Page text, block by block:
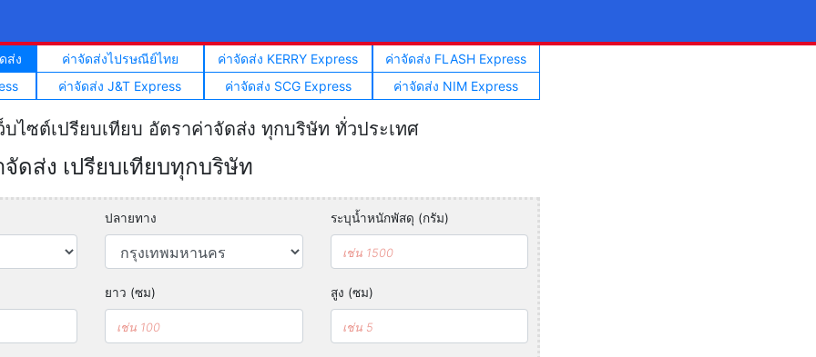
ส่ง ค่าจัดส่งไปรษณีย์ไทย ค่าจัดส่ง KERRY Express
ค่าจัดส่ง FLASH Express
ค่าจัดส่ง J&T Express ค่าจัดส่ง SCG Express ค่าจัดส่ง NIM Express
บไซต์เปรียบเทียบ อัตราค่าจัดส่ง ทุกบริษัท ทั่วประเทศ
ดส่ง เปรียบเทียบทุกบริษัท
ปลายทาง ระบุน้ำหนักพัสดุ (กรัม)
ยาว (ซม) สูง (ซม)